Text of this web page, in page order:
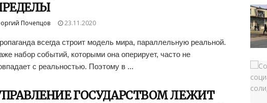
Почепцов 23.11.2020
всегда строит модель мира, параллельную реальной.
набор событий, которыми она оперирует, часто не
с реальностью. Поэтому в ...
ГОСУДАРСТВОМ ЛЕЖИТ